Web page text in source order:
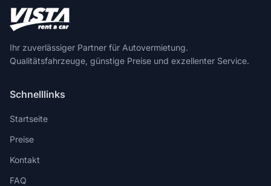
Ihr zuverlässiger Partner für Autovermietung.
Qualitätsfahrzeuge, günstige Preise und exzellenter Service.
Schnelllinks
Startseite
Preise
Kontakt
FAQ